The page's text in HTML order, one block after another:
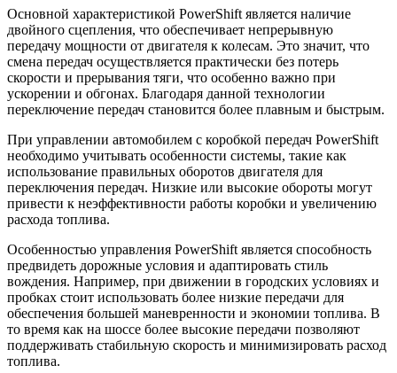
Основной характеристикой PowerShift является наличие
двойного сцепления, что обеспечивает непрерывную
передачу мощности от двигателя к колесам. Это значит, что
смена передач осуществляется практически без потерь
скорости и прерывания тяги, что особенно важно при
ускорении и обгонах. Благодаря данной технологии
переключение передач становится более плавным и быстрым.
При управлении автомобилем с коробкой передач PowerShift
необходимо учитывать особенности системы, такие как
использование правильных оборотов двигателя для
переключения передач. Низкие или высокие обороты могут
привести к неэффективности работы коробки и увеличению
расхода топлива.
Особенностью управления PowerShift является способность
предвидеть дорожные условия и адаптировать стиль
вождения. Например, при движении в городских условиях и
пробках стоит использовать более низкие передачи для
обеспечения большей маневренности и экономии топлива. В
то время как на шоссе более высокие передачи позволяют
поддерживать стабильную скорость и минимизировать расход
топлива.